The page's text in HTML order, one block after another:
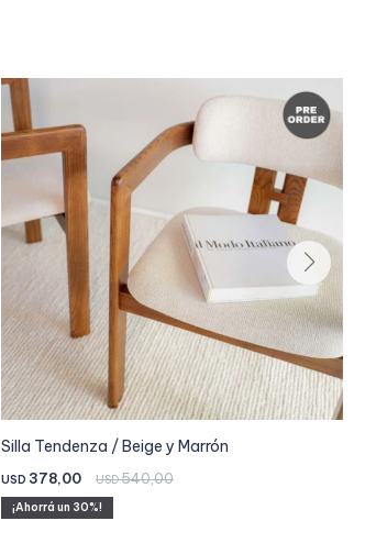
Silla Tendenza / Beige y Marrón
USD 378,00 USD540,00
30